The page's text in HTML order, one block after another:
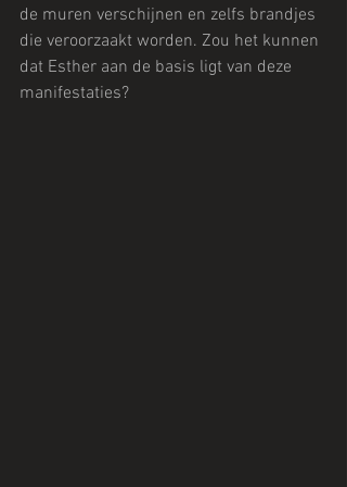
de muren verschijnen en zelfs brandjes
die veroorzaakt worden. Zou het kunnen
dat Esther aan de basis ligt van deze
manifestaties?